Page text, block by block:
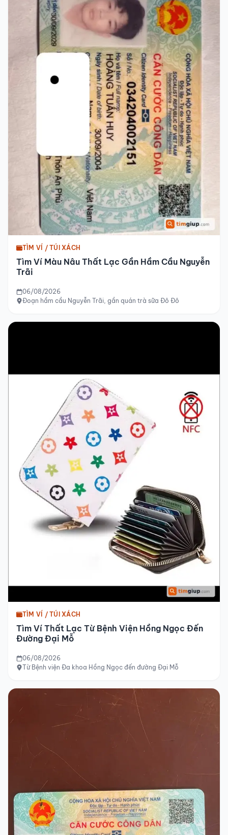
TÌM VÍ / TÚI XÁCH
Tìm Ví Màu Nâu Thất Lạc Gần Hầm Cầu Nguyễn
Trãi
06/08/2026
Đoạn hầm cầu Nguyễn Trãi, gần quán trà sữa Đô Đô
TÌM VÍ / TÚI XÁCH
Tìm Ví Thất Lạc Từ Bệnh Viện Hồng Ngọc Đến
Đường Đại Mỗ
06/08/2026
Từ Bệnh viện Đa khoa Hồng Ngọc đến đường Đại Mỗ